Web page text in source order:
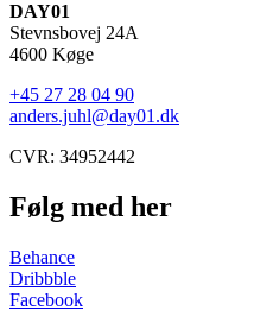
DAY01
Stevnsbovej 24A
4600 Køge
+45 27 28 04 90
anders.juhl@day01.dk
CVR: 34952442
Følg med her
Behance
Dribbble
Facebook